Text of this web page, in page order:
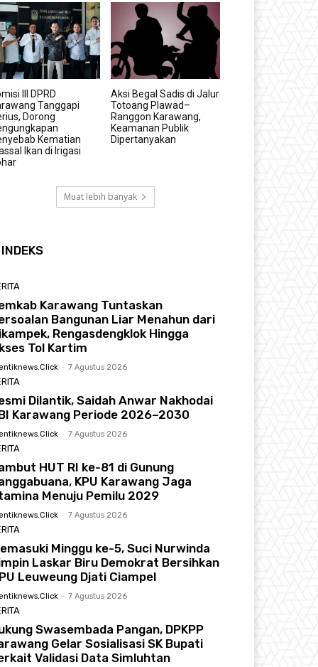
III DPRD
Tanggapi
Dorong
Kematian
Ikan di Irigasi
Aksi Begal Sadis di Jalur
Totoang Plawad–
Ranggon Karawang,
Keamanan Publik
Dipertanyakan
Muat lebih banyak
INDEKS
Karawang Tuntaskan
Bangunan Liar Menahun dari
Rengasdengklok Hingga
Tol Kartim
- 7 Agustus 2026
Dilantik, Saidah Anwar Nakhodai
Karawang Periode 2026–2030
- 7 Agustus 2026
HUT RI ke-81 di Gunung
KPU Karawang Jaga
Menuju Pemilu 2029
- 7 Agustus 2026
Minggu ke-5, Suci Nurwinda
Laskar Biru Demokrat Bersihkan
Leuweung Djati Ciampel
- 7 Agustus 2026
Swasembada Pangan, DPKPP
Gelar Sosialisasi SK Bupati
Validasi Data Simluhtan